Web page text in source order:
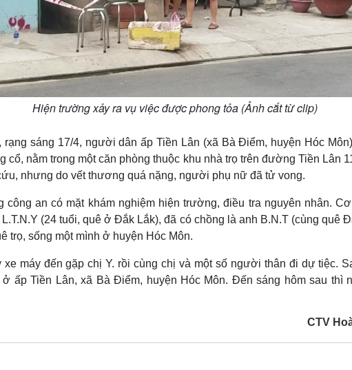
Hiện trường xảy ra vụ việc được phong tỏa (Ảnh cắt từ clip)
rạng sáng 17/4, người dân ấp Tiền Lân (xã Bà Điểm, huyện Hóc
cổ, nằm trong một căn phòng thuộc khu nhà trọ trên đường Tiền Lân
nhưng do vết thương quá nặng, người phụ nữ đã tử vong.
công an có mặt khám nghiệm hiện trường, điều tra nguyên nhân.
(24 tuổi, quê ở Đắk Lắk), đã có chồng là anh B.N.T (cùng quê
trọ, sống một mình ở huyện Hóc Môn.
xe máy đến gặp chị Y. rồi cùng chị và một số người thân đi dự tiệc.
ấp Tiền Lân, xã Bà Điểm, huyện Hóc Môn. Đến sáng hôm sau thì
CTV